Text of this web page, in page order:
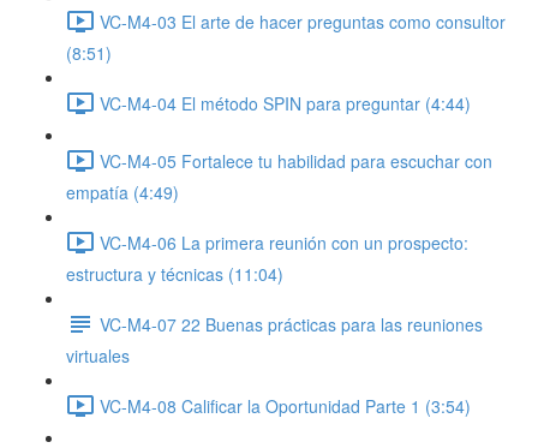
VC-M4-03 El arte de hacer preguntas como consultor
(8:51)
VC-M4-04 El método SPIN para preguntar (4:44)
VC-M4-05 Fortalece tu habilidad para escuchar con
empatía (4:49)
VC-M4-06 La primera reunión con un prospecto:
estructura y técnicas (11:04)
VC-M4-07 22 Buenas prácticas para las reuniones
virtuales
VC-M4-08 Calificar la Oportunidad Parte 1 (3:54)